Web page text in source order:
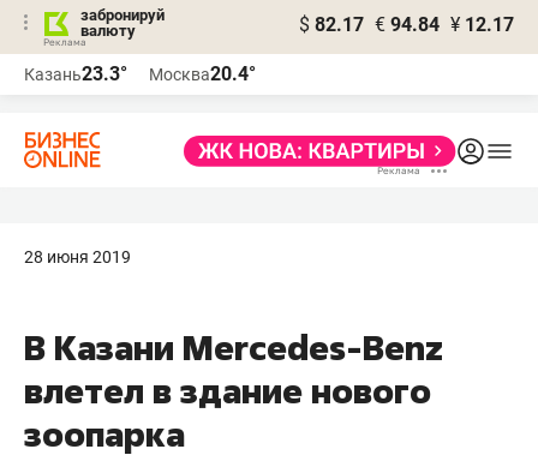
забронируй
валюту
$ 82.17 € 94.84 ¥ 12.17
Казань23.3° Москва20.4°
28 июня 2019
​В Казани Mercedes-Benz
влетел в здание нового
зоопарка